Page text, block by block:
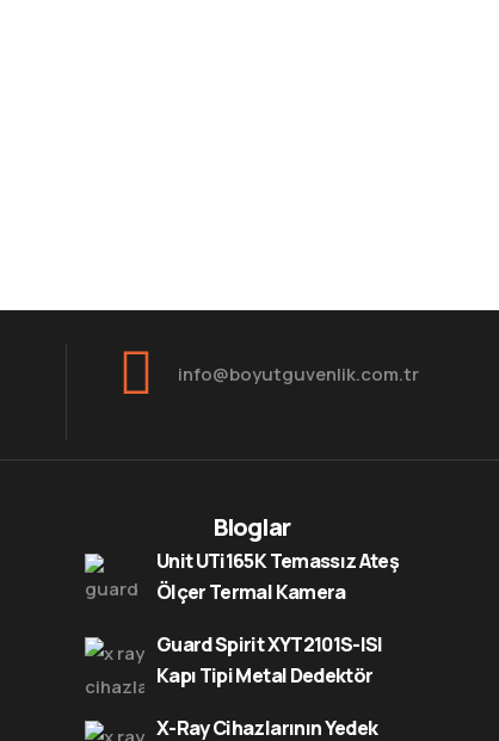
info@boyutguvenlik.com.tr
Bloglar
Unit UTi165K Temassız Ateş
Ölçer Termal Kamera
Guard Spirit XYT2101S-ISI
Kapı Tipi Metal Dedektör
X-Ray Cihazlarının Yedek